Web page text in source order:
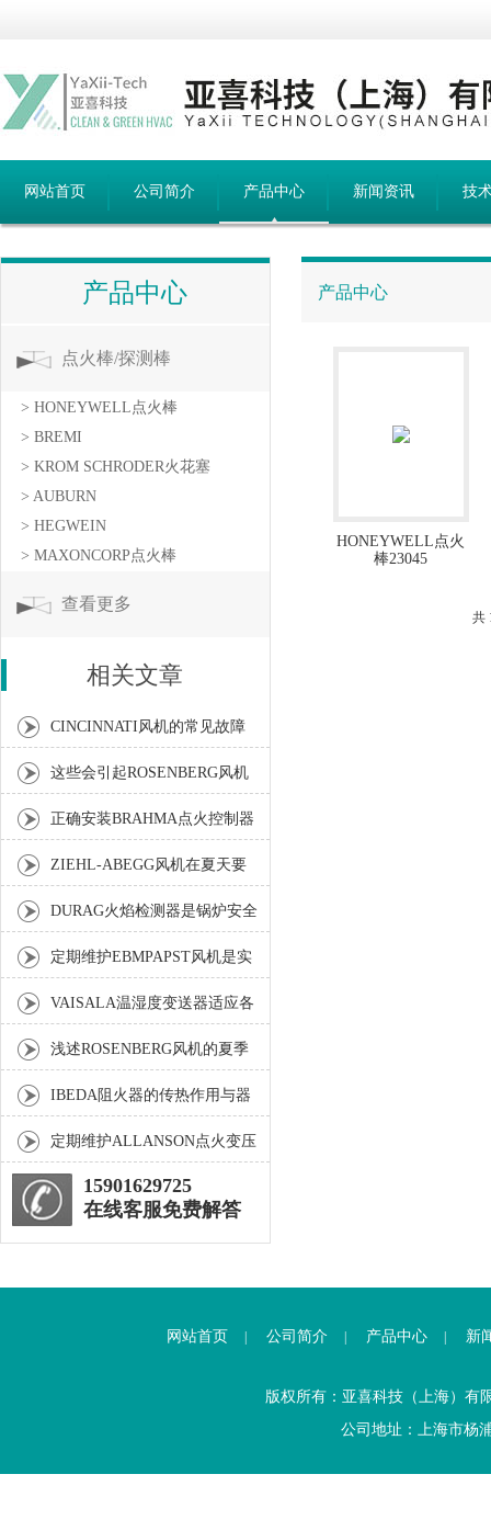
网站首页 公司简介 产品中心 新闻资讯 技
产品中心
点火棒/探测棒
> HONEYWELL点火棒
> BREMI
> KROM SCHRODER火花塞
> AUBURN
> HEGWEIN
> MAXONCORP点火棒
查看更多
相关文章
CINCINNATI风机的常见故障
相应解决方法分享
这些会引起ROSENBERG风机
温度偏高的因素您知道吗？
正确安装BRAHMA点火控制器
确保燃料在气缸内的高效燃烧
ZIEHL-ABEGG风机在夏天要
做好以下保养步骤
DURAG火焰检测器是锅炉安全
系统中重要的组成部分
定期维护EBMPAPST风机是实
现长期稳定运行的关键保障
VAISALA温湿度变送器适应各
种高要求的工业场合
浅述ROSENBERG风机的夏季
保养方法与产品优势
IBEDA阻火器的传热作用与器
壁效应你了解多少？
定期维护ALLANSON点火变压
器是确保引擎正常运行的关键
15901629725
在线客服免费解答
产品中心
HONEYWELL点火
棒23045
共
网站首页 公司简介 产品中心 新
版权所有：亚喜科技（上海）
公司地址：上海市杨